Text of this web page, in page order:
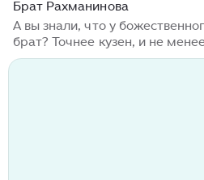
Брат Рахманинова
А вы знали, что у
брат? Точнее кузен, и не
Александр Ильич Зилоти,